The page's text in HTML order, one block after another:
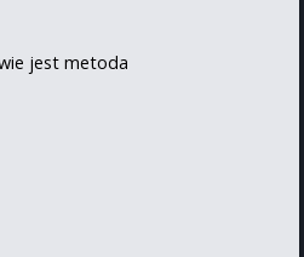
jest metoda